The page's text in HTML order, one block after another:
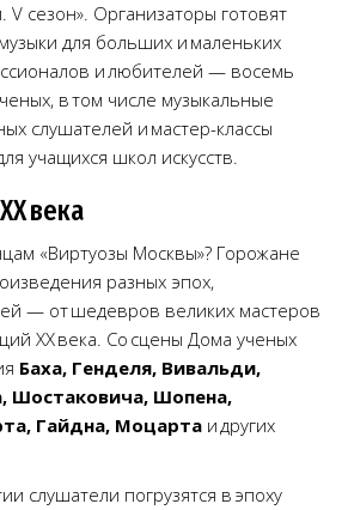
сезон». Организаторы готовят
для больших и маленьких
и любителей — восемь
в том числе музыкальные
слушателей и мастер-классы
учащихся школ искусств.
века
«Виртуозы Москвы»? Горожане
разных эпох,
— от шедевров великих мастеров
ХХ века. Со сцены Дома ученых
Баха, Генделя, Вивальди,
Шостаковича, Шопена,
Гайдна, Моцарта и других
слушатели погрузятся в эпоху